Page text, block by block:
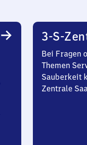
3-S-
Bei Fragen
Themen
Sauberkeit
Zentrale